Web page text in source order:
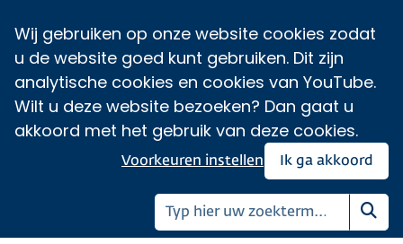
Wij gebruiken op onze website cookies zodat
u de website goed kunt gebruiken. Dit zijn
analytische cookies en cookies van YouTube.
Wilt u deze website bezoeken? Dan gaat u
akkoord met het gebruik van deze cookies.
Ik ga akkoord
Voorkeuren instellen